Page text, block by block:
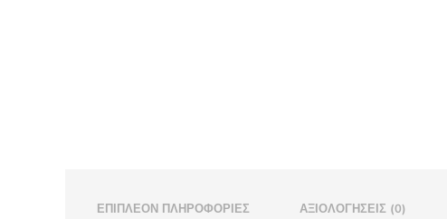
ΕΠΙΠΛΈΟΝ ΠΛΗΡΟΦΟΡΊΕΣ ΑΞΙΟΛΟΓΉΣΕΙΣ (0)